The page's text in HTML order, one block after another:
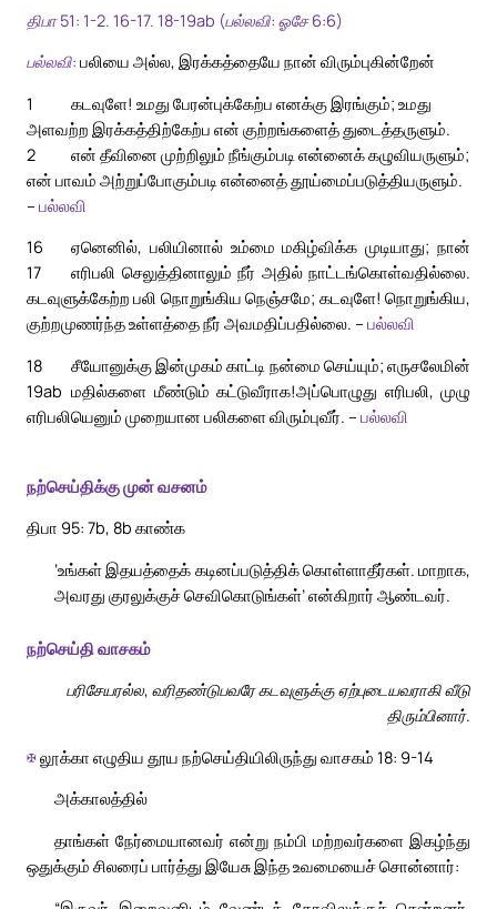
திபா 51: 1-2. 16-17. 18-19ab (பல்லவி: ஓசே 6:6)
பல்லவி: பலியை அல்ல, இரக்கத்தையே நான் விரும்புகின்றேன்
1
கடவுளே! உமது பேரன்புக்கேற்ப எனக்கு இரங்கும்; உமது
அளவற்ற இரக்கத்திற்கேற்ப என் குற்றங்களைத் துடைத்தருளும்.
2
என் தீவினை முற்றிலும் நீங்கும்படி என்னைக் கழுவியருளும்;
என் பாவம் அற்றுப்போகும்படி என்னைத் தூய்மைப்படுத்தியருளும்.
– பல்லவி
16
ஏனெனில், பலியினால் உம்மை மகிழ்விக்க முடியாது; நான்
எரிபலி செலுத்தினாலும் நீர் அதில் நாட்டங்கொள்வதில்லை.
17
கடவுளுக்கேற்ற பலி நொறுங்கிய நெஞ்சமே; கடவுளே! நொறுங்கிய,
குற்றமுணர்ந்த உள்ளத்தை நீர் அவமதிப்பதில்லை. – பல்லவி
18
சீயோனுக்கு இன்முகம் காட்டி நன்மை செய்யும்; எருசலேமின்
மதில்களை மீண்டும் கட்டுவீராக!
19ab
அப்பொழுது எரிபலி, முழு
எரிபலியெனும் முறையான பலிகளை விரும்புவீர். – பல்லவி
நற்செய்திக்கு முன் வசனம்
திபா 95: 7b, 8b காண்க
‘உங்கள் இதயத்தைக் கடினப்படுத்திக் கொள்ளாதீர்கள். மாறாக,
அவரது குரலுக்குச் செவிகொடுங்கள்’ என்கிறார் ஆண்டவர்.
நற்செய்தி வாசகம்
பரிசேயரல்ல, வரிதண்டுபவரே கடவுளுக்கு ஏற்புடையவராகி வீடு
திரும்பினார்.
✠லூக்கா எழுதிய தூய நற்செய்தியிலிருந்து வாசகம் 18: 9-14
அக்காலத்தில்
தாங்கள் நேர்மையானவர் என்று நம்பி மற்றவர்களை இகழ்ந்து
ஒதுக்கும் சிலரைப் பார்த்து இயேசு இந்த உவமையைச் சொன்னார்: